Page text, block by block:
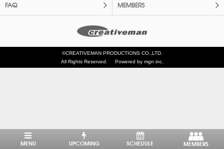
FAQ MEMBERS
©CREATIVEMAN PRODUCTIONS CO.,LTD.
All Rights Reserved.
Powered by mgn inc.
MENU UPCOMING SCHEDULE MEMBERS